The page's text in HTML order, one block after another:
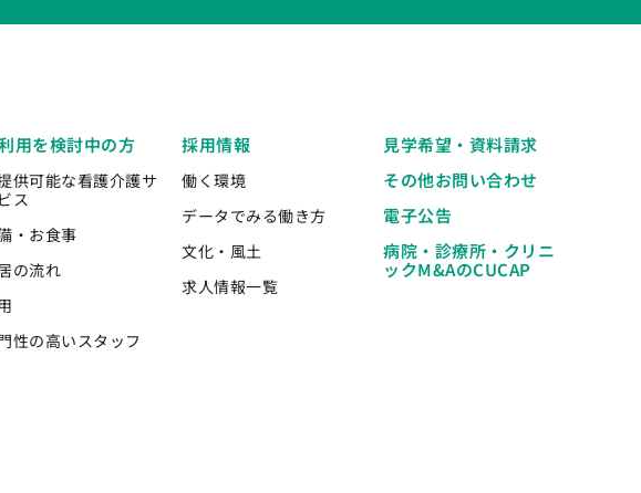
用を検討中の方
供可能な看護介護サ
ス
・お食事
の流れ
性の高いスタッフ
採用情報
働く環境
データでみる働き方
文化・風土
求人情報一覧
見学希望・資料請求
その他お問い合わせ
電子公告
病院・診療所・クリニ
ックM&AのCUCAP